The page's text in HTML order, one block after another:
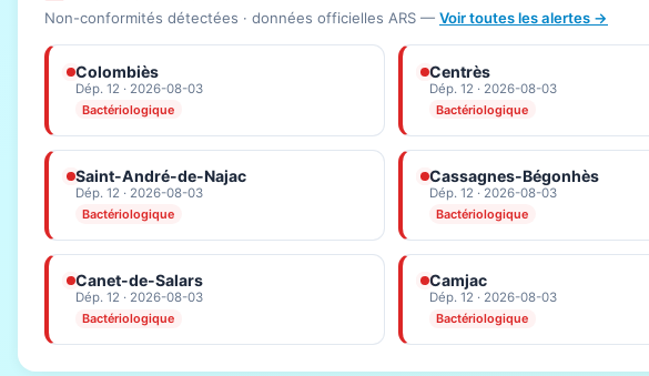
Non-conformités détectées · données officielles ARS — Voir toutes les alertes →
Colombiès
Dép. 12 · 2026-08-03
Bactériologique
Centrès
Dép. 12 · 2026-08-03
Bactériologique
Saint-André-de-Najac
Dép. 12 · 2026-08-03
Bactériologique
Cassagnes-Bégonhès
Dép. 12 · 2026-08-03
Bactériologique
Canet-de-Salars
Dép. 12 · 2026-08-03
Bactériologique
Camjac
Dép. 12 · 2026-08-03
Bactériologique